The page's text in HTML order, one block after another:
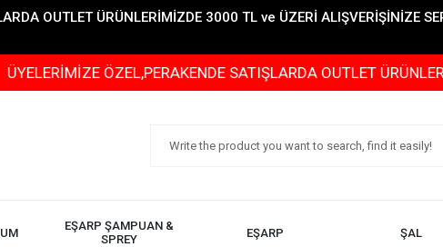
OUTLET ÜRÜNLERİMİZDE 3000 TL ve ÜZERİ ALIŞVERİŞİNİZE
ÖZEL,PERAKENDE SATIŞLARDA OUTLET
EŞARP ŞAMPUAN &
SPREY
EŞARP ŞAL